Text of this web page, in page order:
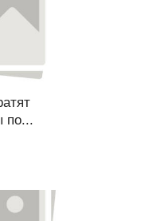
по...